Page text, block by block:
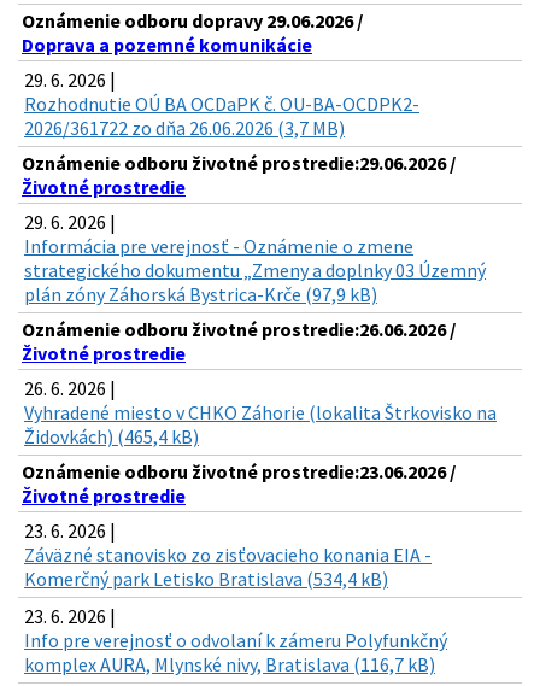
Oznámenie odboru dopravy 29.06.2026 /
Doprava a pozemné komunikácie
29. 6. 2026 |
Rozhodnutie OÚ BA OCDaPK č. OU-BA-OCDPK2-
2026/361722 zo dňa 26.06.2026 (3,7 MB)
Oznámenie odboru životné prostredie:29.06.2026 /
Životné prostredie
29. 6. 2026 |
Informácia pre verejnosť - Oznámenie o zmene
strategického dokumentu „Zmeny a doplnky 03 Územný
plán zóny Záhorská Bystrica-Krče (97,9 kB)
Oznámenie odboru životné prostredie:26.06.2026 /
Životné prostredie
26. 6. 2026 |
Vyhradené miesto v CHKO Záhorie (lokalita Štrkovisko na
Židovkách) (465,4 kB)
Oznámenie odboru životné prostredie:23.06.2026 /
Životné prostredie
23. 6. 2026 |
Záväzné stanovisko zo zisťovacieho konania EIA -
Komerčný park Letisko Bratislava (534,4 kB)
23. 6. 2026 |
Info pre verejnosť o odvolaní k zámeru Polyfunkčný
komplex AURA, Mlynské nivy, Bratislava (116,7 kB)